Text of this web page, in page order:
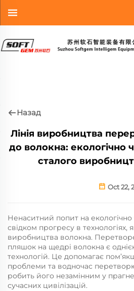
Назад
Лінія виробництва
до волокна: екологічно
сталого
Oct 22,
Ненаситний попит на екологічно
свідком прогресу в технологіях,
виробництва волокна.
пляшок на щедрі волокна є
технологій. Це допомагає
проблеми та водночас
робить його незамінним у
сучасних цивілізацій.